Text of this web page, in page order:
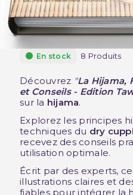
En stock 8 Produits
Découvrez "La Hijama,
et Conseils - Edition
sur la hijama.
Explorez les principes
techniques du dry
recevez des conseils
utilisation optimale.
Écrit par des experts,
illustrations claires et
fiables pour intégrer la